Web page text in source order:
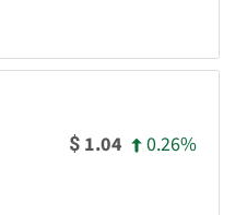
$ 1.04 0.26%